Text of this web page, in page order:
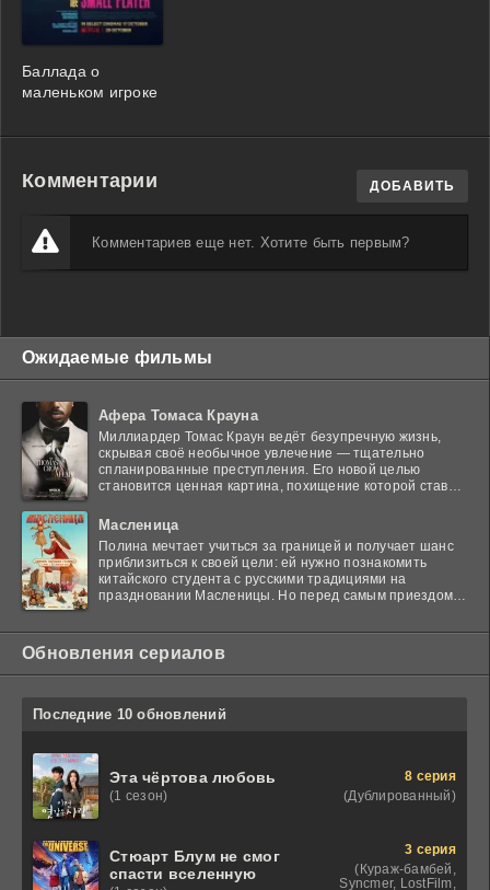
Баллада о
маленьком игроке
Комментарии ДОБАВИТЬ
Комментариев еще нет. Хотите быть первым?
Ожидаемые фильмы
Афера Томаса Крауна
Миллиардер Томас Краун ведёт безупречную жизнь,
скрывая своё необычное увлечение — тщательно
спланированные преступления. Его новой целью
становится ценная картина, похищение которой ставит
Масленица
Полина мечтает учиться за границей и получает шанс
приблизиться к своей цели: ей нужно познакомить
китайского студента с русскими традициями на
праздновании Масленицы. Но перед самым приездом
Обновления сериалов
Последние 10 обновлений
Эта чёртова любовь
(1 сезон)
8 серия
(Дублированный)
Стюарт Блум не смог
спасти вселенную
3 серия
(Кураж-бамбей,
Syncmer, LostFilm,